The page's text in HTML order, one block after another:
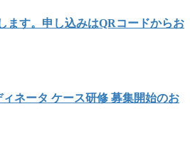
ます。申し込みはQRコードからお
ネータ ケース研修 募集開始のお